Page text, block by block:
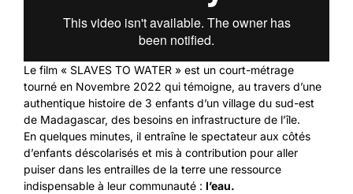
Le film « SLAVES TO WATER » est un court-métrage
tourné en Novembre 2022 qui témoigne, au travers d’une
authentique histoire de 3 enfants d’un village du sud-est
de Madagascar, des besoins en infrastructure de l’île.
En quelques minutes, il entraîne le spectateur aux côtés
d’enfants déscolarisés et mis à contribution pour aller
puiser dans les entrailles de la terre une ressource
indispensable à leur communauté : l’eau.